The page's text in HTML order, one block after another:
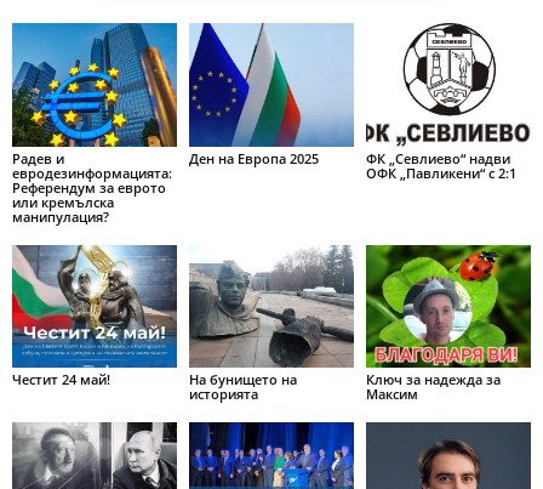
Радев и
евродезинформацията:
Референдум за еврото
или кремълска
манипулация?
Ден на Европа 2025
ФК „Севлиево“ надви
ОФК „Павликени“ с 2:1
Честит 24 май!
На бунището на
историята
Ключ за надежда за
Максим